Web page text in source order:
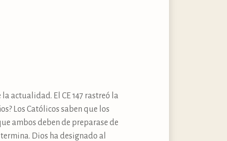
actualidad. El CE 147 rastreó la
Los Católicos saben que los
ambos deben de preparase de
Dios ha designado al